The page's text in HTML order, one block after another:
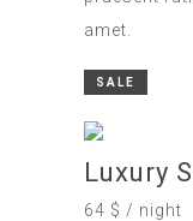
amet.
SALE
Luxury
64 $ / night